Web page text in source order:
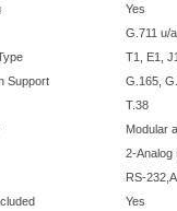
Yes
G.711 u/
T1, E1, J1
Support
G.165,
T.38
Modular
2-Analog
RS-
Yes